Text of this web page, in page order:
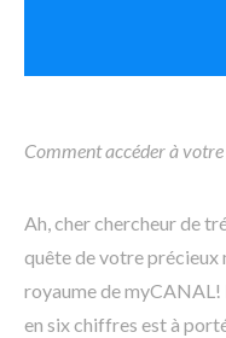
Comment accéder à
Ah, cher chercheur de
quête de votre précieux
royaume de myCANAL!
en six chiffres est à